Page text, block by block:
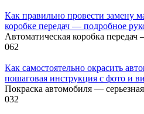
Как правильно провести замену
коробке передач — подробное
Автоматическая коробка передач
062
Как самостоятельно окрасить
пошаговая инструкция с фото и
Покраска автомобиля —
032